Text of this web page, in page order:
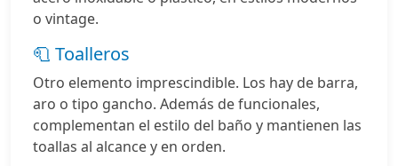
o vintage.
🧻 Toalleros
Otro elemento imprescindible. Los hay de barra,
aro o tipo gancho. Además de funcionales,
complementan el estilo del baño y mantienen las
toallas al alcance y en orden.